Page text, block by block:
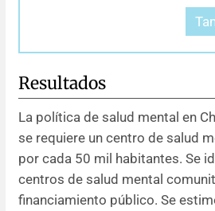
Resultados
La política de salud mental en
se requiere un centro de salud
por cada 50 mil habitantes. Se
centros de salud mental
financiamiento público. Se